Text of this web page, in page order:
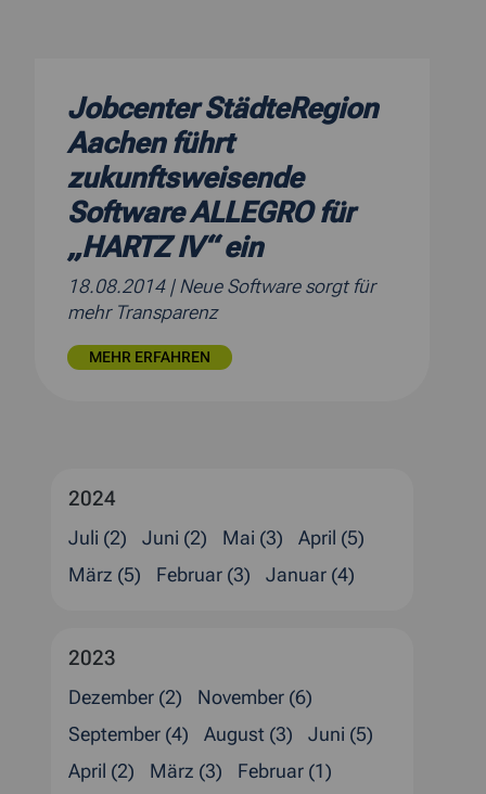
Jobcenter StädteRegion
Aachen führt
zukunftsweisende
Software ALLEGRO für
„HARTZ IV“ ein
18.08.2014 | Neue Software sorgt für
mehr Transparenz
MEHR ERFAHREN
2024
Juli (2) Juni (2) Mai (3)
April (5)
März (5)
Februar (3) Januar (4)
2023
Dezember (2)
November (6)
September (4)
August (3)
Juni (5)
April (2)
März (3)
Februar (1)